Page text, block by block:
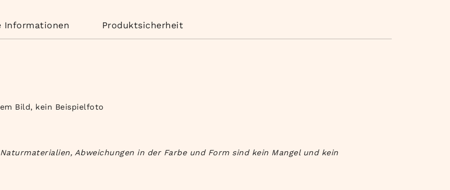
Informationen Produktsicherheit
Bild, kein Beispielfoto
Abweichungen in der Farbe und Form sind kein Mangel und kein